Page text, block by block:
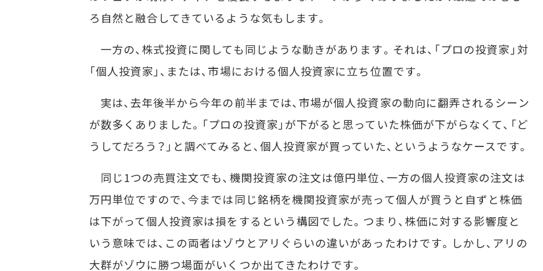
ろ自然と融合してきているような気もします。
一方の、株式投資に関しても同じような動きがあります。それは、「プロの投資家」対
「個人投資家」、または、市場における個人投資家に立ち位置です。
実は、去年後半から今年の前半までは、市場が個人投資家の動向に翻弄されるシーン
が数多くありました。「プロの投資家」が下がると思っていた株価が下がらなくて、「ど
うしてだろう？」と調べてみると、個人投資家が買っていた、というようなケースです。
同じ1つの売買注文でも、機関投資家の注文は億円単位、一方の個人投資家の注文は
万円単位ですので、今までは同じ銘柄を機関投資家が売って個人が買うと自ずと株価
は下がって個人投資家は損をするという構図でした。つまり、株価に対する影響度と
いう意味では、この両者はゾウとアリぐらいの違いがあったわけです。しかし、アリの
大群がゾウに勝つ場面がいくつか出てきたわけです。